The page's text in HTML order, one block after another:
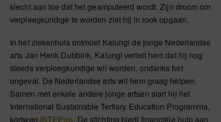
slecht aan toe dat het geamputeerd wordt. Zijn droom om
verpleegkundige te worden ziet hij in rook opgaan.
In het ziekenhuis ontmoet Kalungi de jonge Nederlandse
arts Jan Henk Dubbink. Kalungi vertelt hem dat hij nog
steeds verpleegkundige wil worden, ondanks het
ongeval. De Nederlandse arts wil hem graag helpen.
Samen met enkele andere jonge artsen start hij het
International Sustainable Tertiary Education Programma,
kortweg iSTEPup. De stichting biedt financiële hulp aan